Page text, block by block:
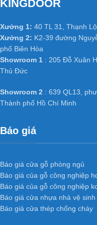
phòng, cửa văn phòng
Mỹ, Hàn Quốc, Nhật Bản…
Đặc biệt đã và đang dần
vị cung cấp hàng chất
: Kingdoor, Hoabinhdoor…
HỆ THỐNG
Xưởng 1 : 35/T2
Xưởng 2 :
HCM.
Phường Bửu Hòa,
Web:
Email :
KINGDOOR
Xưởng 1: 40 TL 31, Thạnh
Xưởng 2: K2-39 đường
phố Biên Hòa
Showroom 1 : 205 Đỗ Xuân
Thủ Đức
Showroom 2 : 639 QL13,
Thành phố Hồ Chí Minh
Báo giá
Báo giá cửa gỗ phòng ngủ
Báo giá của gỗ công nghiệp
Báo giá của gỗ công nghiệp
Báo giá cửa nhựa nhà vệ sinh
Báo giá cửa thép chống cháy